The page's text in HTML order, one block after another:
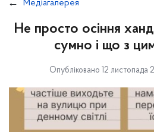
Медіагалерея
Не просто осіння
сумно і що з
Опубліковано 12 листопада